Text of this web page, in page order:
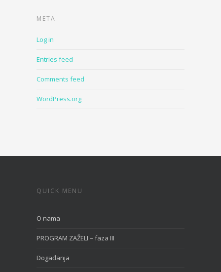
META
Log in
Entries feed
Comments feed
WordPress.org
QUICK MENU
O nama
PROGRAM ZAŽELI – faza III
Događanja